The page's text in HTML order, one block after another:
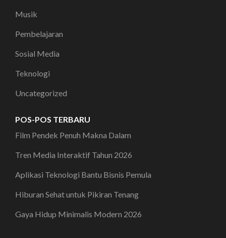
Musik
Pembelajaran
Sosial Media
Teknologi
Uncategorized
POS-POS TERBARU
Film Pendek Penuh Makna Dalam
Tren Media Interaktif Tahun 2026
Aplikasi Teknologi Bantu Bisnis Pemula
Hiburan Sehat untuk Pikiran Tenang
Gaya Hidup Minimalis Modern 2026